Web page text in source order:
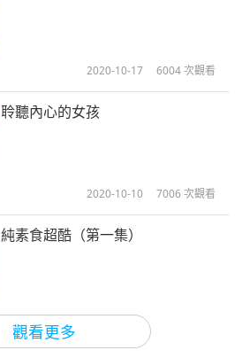
觀看更多
2020-10-17 6004次觀看
聆聽內心的女孩
2020-10-10 7006次觀看
純素食超酷（第一集）
2020-09-26